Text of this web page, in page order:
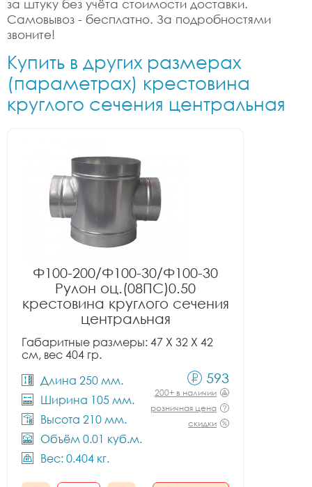
за штуку без учёта стоимости доставки.
Самовывоз - бесплатно. За подробностями
звоните!
Купить в других размерах
(параметрах) крестовина
круглого сечения центральная
Ф100-200/Ф100-30/Ф100-30
Рулон оц.(08ПС)0.50
крестовина круглого сечения
центральная
Габаритные размеры: 47 X 32 X 42
см, вес 404 гр.
Длина 250 мм.
Ширина 105 мм.
Высота 210 мм.
Объём 0.01 куб.м.
Вес: 0.404 кг.
593
200+ в наличии
розничная цена
скидки